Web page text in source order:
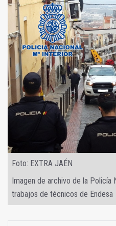
Foto: EXTRA JAÉN
Imagen de archivo de la Policía
trabajos de técnicos de Endesa